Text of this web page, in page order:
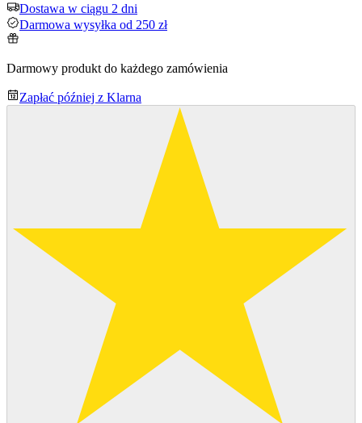
Dostawa w ciągu 2 dni
Darmowa wysyłka od 250 zł
Darmowy produkt do każdego zamówienia
Zapłać później z Klarna